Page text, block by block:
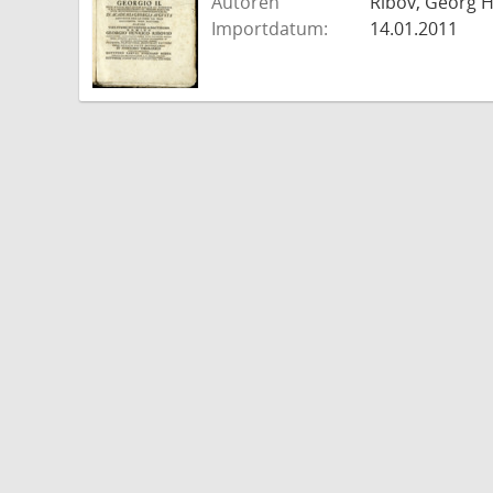
Importdatum:
14.01.2011